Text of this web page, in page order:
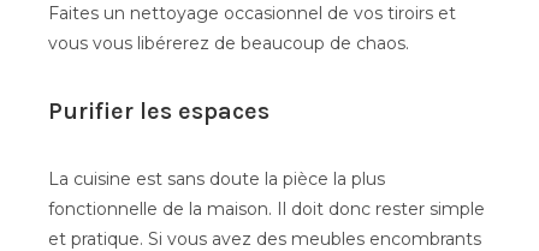
Faites un nettoyage occasionnel de vos tiroirs et
vous vous libérerez de beaucoup de chaos.
Purifier les espaces
La cuisine est sans doute la pièce la plus
fonctionnelle de la maison. Il doit donc rester simple
et pratique. Si vous avez des meubles encombrants